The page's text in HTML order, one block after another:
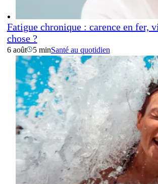
Fatigue chronique : carence en fer,
chose ?
6 août 5 minSanté au quotidien